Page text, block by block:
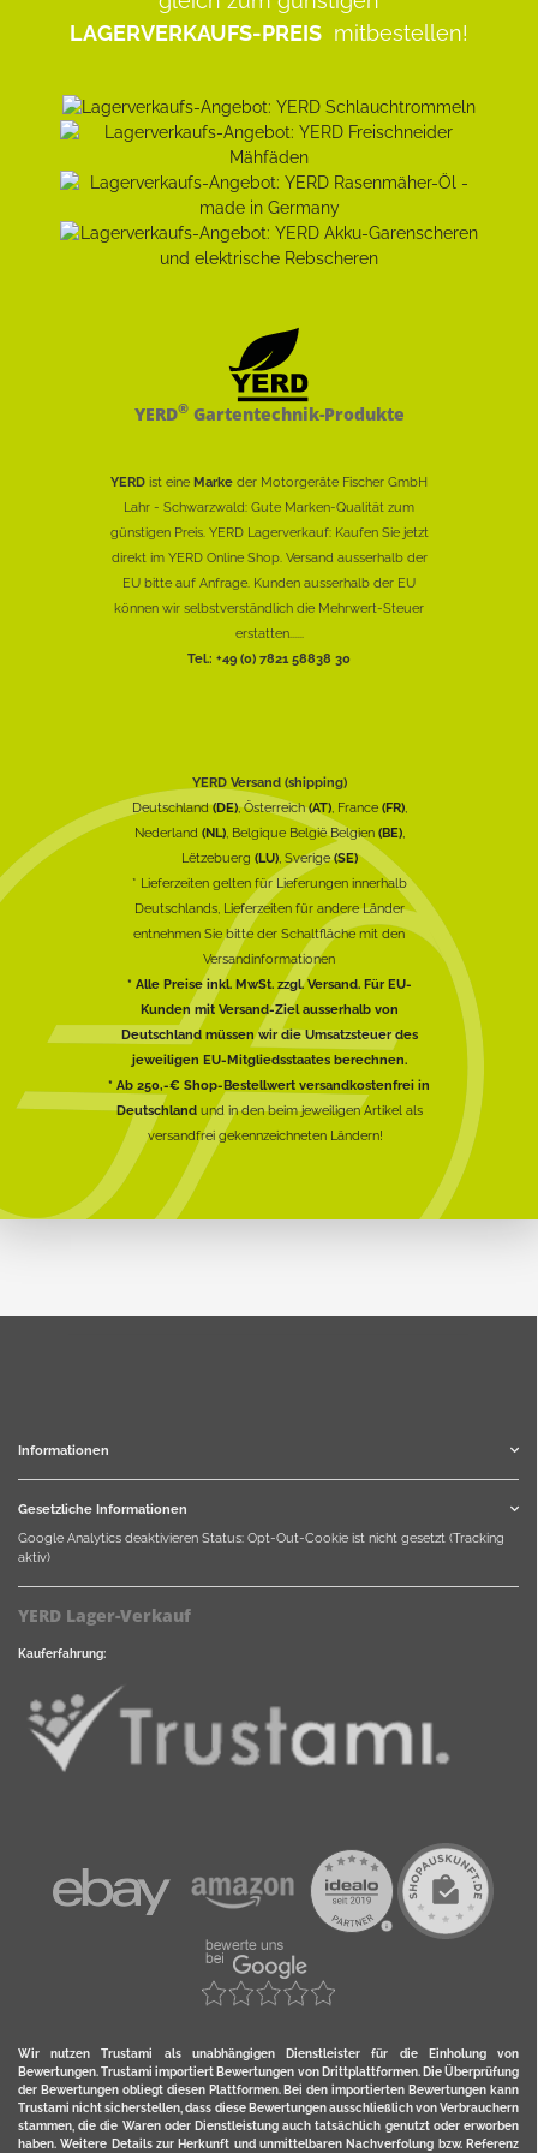
LAGERVERKAUFS-PREIS mitbestellen!
YERD®Gartentechnik-Produkte
YERD ist eine Marke der Motorgeräte Fischer GmbH
Lahr - Schwarzwald: Gute Marken-Qualität zum
günstigen Preis. YERD Lagerverkauf: Kaufen Sie jetzt
direkt im YERD Online Shop. Versand ausserhalb der
EU bitte auf Anfrage. Kunden ausserhalb der EU
können wir selbstverständlich die Mehrwert-Steuer
erstatten......
Tel.: +49 (0) 7821 58838 30
YERD Versand (shipping)
Deutschland(DE), Österreich(AT), France (FR),
Nederland (NL), Belgique België Belgien (BE),
Lëtzebuerg (LU), Sverige(SE)
* Lieferzeiten gelten für Lieferungen innerhalb
Deutschlands, Lieferzeiten für andere Länder
entnehmen Sie bitte der Schaltfläche mit den
Versandinformationen
* Alle Preise inkl. MwSt. zzgl. Versand. Für EU-
Kunden mit Versand-Ziel ausserhalb von
Deutschland müssen wir die Umsatzsteuer des
jeweiligen EU-Mitgliedsstaates berechnen.
* Ab 250,-€ Shop-Bestellwert versandkostenfrei in
Deutschlandund in den beim jeweiligen Artikel als
versandfrei gekennzeichneten Ländern!
Informationen
Gesetzliche Informationen
Google Analytics deaktivieren Status: Opt-Out-Cookie ist nicht gesetzt (Tracking
aktiv)
YERD Lager-Verkauf
Kauferfahrung:
Wir nutzen Trustami als unabhängigen Dienstleister für die Einholung von
Bewertungen. Trustami importiert Bewertungen von Drittplattformen. Die Überprüfung
der Bewertungen obliegt diesen Plattformen. Bei den importierten Bewertungen kann
Trustami nicht sicherstellen, dass diese Bewertungen ausschließlich von Verbrauchern
stammen, die die Waren oder Dienstleistung auch tatsächlich genutzt oder erworben
haben. Weitere Details zur Herkunft und unmittelbaren Nachverfolung bzw. Referenz